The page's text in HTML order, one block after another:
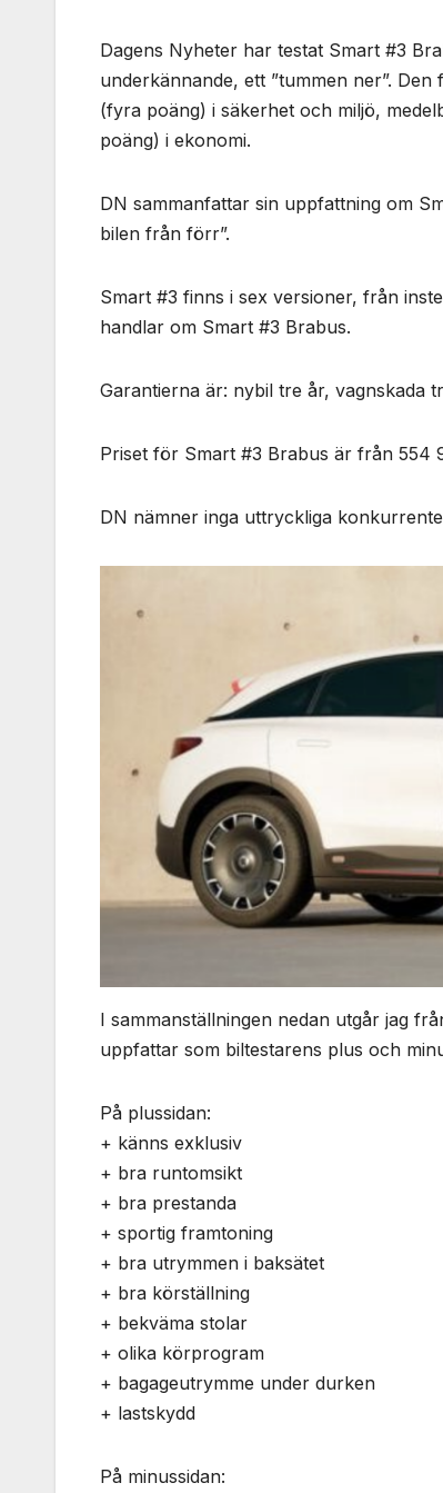
Dagens Nyheter har testat Smart #3
underkännande, ett ”tummen ner”.
(fyra poäng) i säkerhet och miljö,
poäng) i ekonomi.
DN sammanfattar sin uppfattning om
bilen från förr”.
Smart #3 finns i sex versioner, från
handlar om Smart #3 Brabus.
Garantierna är: nybil tre år, vagnskada
Priset för Smart #3 Brabus är från
DN nämner inga uttryckliga
I sammanställningen nedan utgår jag
uppfattar som biltestarens plus och
På plussidan:
+ känns exklusiv
+ bra runtomsikt
+ bra prestanda
+ sportig framtoning
+ bra utrymmen i baksätet
+ bra körställning
+ bekväma stolar
+ olika körprogram
+ bagageutrymme under durken
+ lastskydd
På minussidan: